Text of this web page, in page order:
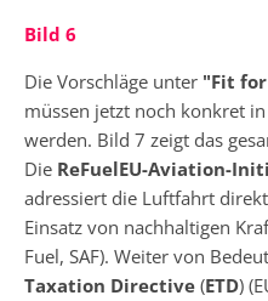
Bild 6
Die Vorschläge unter "Fit
müssen jetzt noch konkret
werden. Bild 7 zeigt das
Die ReFuelEU-Aviation-
adressiert die Luftfahrt
Einsatz von nachhaltigen
Fuel, SAF). Weiter von
Taxation Directive (ETD)